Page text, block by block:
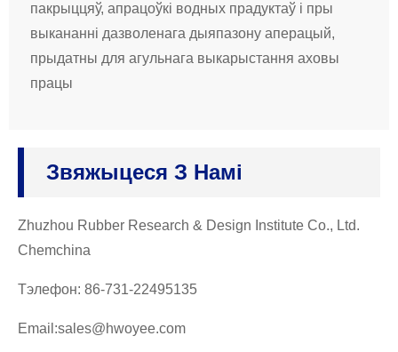
пакрыццяў, апрацоўкі водных прадуктаў і пры
выкананні дазволенага дыяпазону аперацый,
прыдатны для агульнага выкарыстання аховы
працы
Звяжыцеся З Намі
Zhuzhou Rubber Research & Design Institute Co., Ltd.
Chemchina
Тэлефон: 86-731-22495135
Email:sales@hwoyee.com